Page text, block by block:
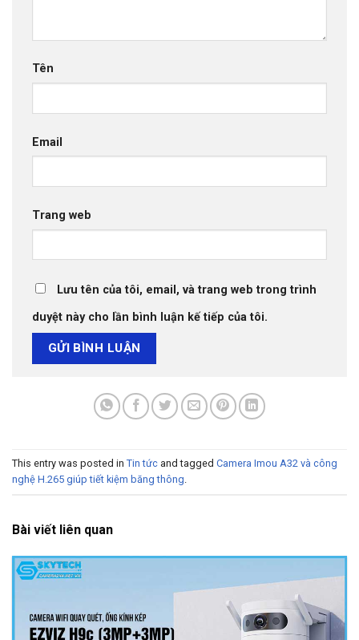
Tên
Email
Trang web
Lưu tên của tôi, email, và trang web trong trình
duyệt này cho lần bình luận kế tiếp của tôi.
This entry was posted in Tin tức and tagged Camera Imou A32 và công
nghệ H.265 giúp tiết kiệm băng thông
Bài viết liên quan